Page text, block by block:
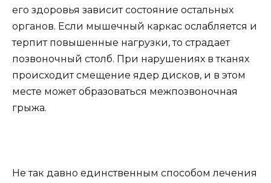
его здоровья зависит состояние остальных
органов. Если мышечный каркас ослабляется и
терпит повышенные нагрузки, то страдает
позвоночный столб. При нарушениях в тканях
происходит смещение ядер дисков, и в этом
месте может образоваться межпозвоночная
грыжа.
Не так давно единственным способом лечения